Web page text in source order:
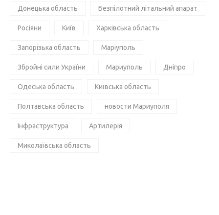
Донецька область Безпілотний літальний апарат
Росіяни Київ Харківська область
Запорізька область Маріуполь
Збройні сили України Мариуполь Дніпро
Одеська область Київська область
Полтавська область новости Мариуполя
Інфраструктура Артилерія
Миколаївська область